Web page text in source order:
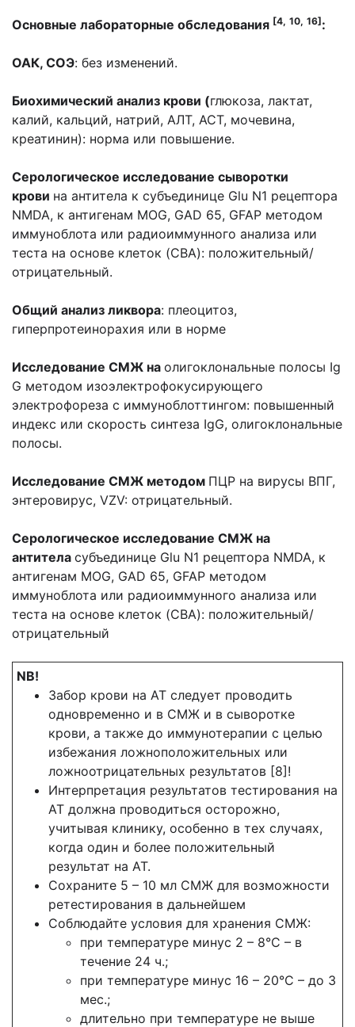
Основные лабораторные обследования [4, 10, 16]:
ОАК, СОЭ: без изменений.
Биохимический анализ крови (глюкоза, лактат,
калий, кальций, натрий, АЛТ, АСТ, мочевина,
креатинин): норма или повышение.
Серологическое исследование сыворотки
крови на антитела к субъединице Glu N1 рецептора
NMDA, к антигенам MOG, GAD 65, GFAP методом
иммуноблота или радиоиммунного анализа или
теста на основе клеток (CBA): положительный/
отрицательный.
Общий анализ ликвора: плеоцитоз,
гиперпротеинорахия или в норме
Исследование СМЖ на олигоклональные полосы Ig
G методом изоэлектрофокусирующего
электрофореза с иммуноблоттингом: повышенный
индекс или скорость синтеза IgG, олигоклональные
полосы.
Исследование СМЖ методом ПЦР на вирусы ВПГ,
энтеровирус, VZV: отрицательный.
Серологическое исследование СМЖ на
антитела субъединице Glu N1 рецептора NMDA, к
антигенам MOG, GAD 65, GFAP методом
иммуноблота или радиоиммунного анализа или
теста на основе клеток (CBA): положительный/
отрицательный
NB!
Забор крови на АТ следует проводить
одновременно и в СМЖ и в сыворотке
крови, а также до иммунотерапии с целью
избежания ложноположительных или
ложноотрицательных результатов [8]!
Интерпретация результатов тестирования на
АТ должна проводиться осторожно,
учитывая клинику, особенно в тех случаях,
когда один и более положительный
результат на АТ.
Сохраните 5 – 10 мл СМЖ для возможности
ретестирования в дальнейшем
Соблюдайте условия для хранения СМЖ:
при температуре минус 2 – 8°С – в
течение 24 ч.;
при температуре минус 16 – 20°С – до 3
мес.;
длительно при температуре не выше